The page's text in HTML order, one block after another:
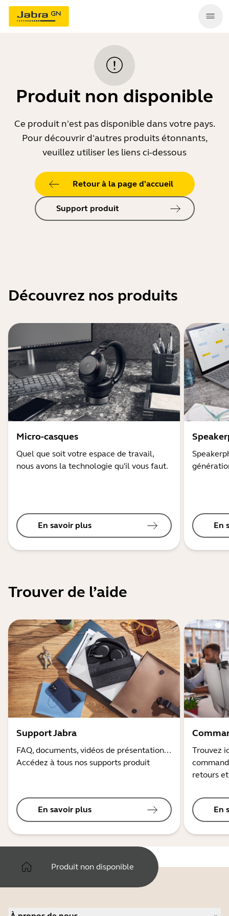
Produit non disponible
Ce produit n'est pas disponible dans votre pays.
Pour découvrir d'autres produits étonnants,
veuillez utiliser les liens ci-dessous
Retour à la page d'accueil
Support produit
Découvrez nos produits
Micro-casques
Quel que soit votre espace de travail,
nous avons la technologie qu'il vous faut.
En savoir plus En
Trouver de l’aide
Support Jabra
FAQ, documents, vidéos de présentation...
Accédez à tous nos supports produit
En savoir plus
Trouvez
retours
En
Produit non disponible